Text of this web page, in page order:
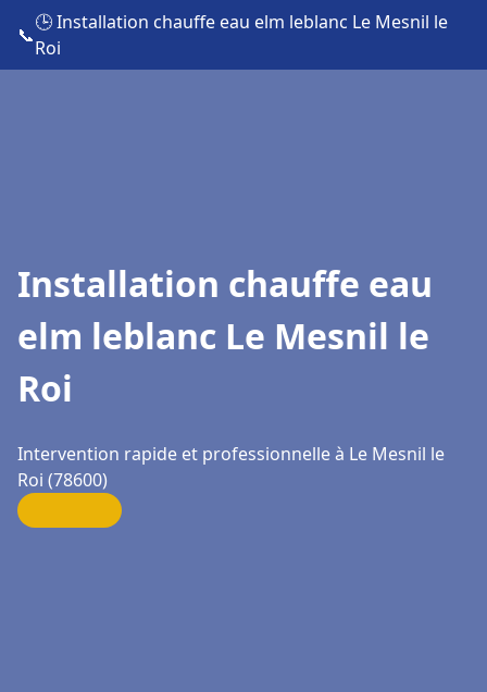
📞
🕒 Installation chauffe eau elm leblanc Le Mesnil le
Roi
Installation chauffe eau
elm leblanc Le Mesnil le
Roi
Intervention rapide et professionnelle à Le Mesnil le
Roi (78600)